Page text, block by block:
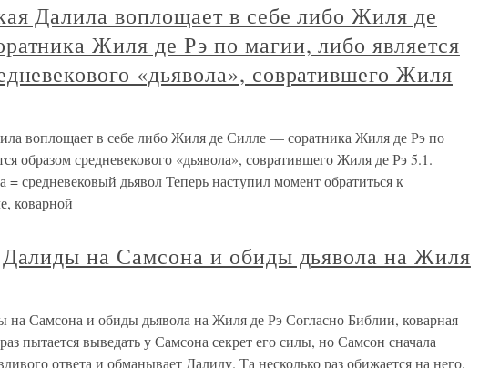
Далила воплощает в себе либо Жиля де
Жиля де Рэ по магии, либо является
«дьявола», совратившего Жиля
воплощает в себе либо Жиля де Силле — соратника Жиля де Рэ по
образом средневекового «дьявола», совратившего Жиля де Рэ 5.1.
= средневековый дьявол Теперь наступил момент обратиться к
коварной
на Самсона и обиды дьявола на Жиля
Самсона и обиды дьявола на Жиля де Рэ Согласно Библии, коварная
пытается выведать у Самсона секрет его силы, но Самсон сначала
ответа и обманывает Далиду. Та несколько раз обижается на него,